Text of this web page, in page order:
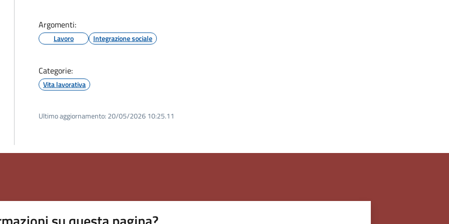
Argomenti:
Lavoro Integrazione sociale
Categorie:
Vita lavorativa
Ultimo aggiornamento: 20/05/2026 10:25.11